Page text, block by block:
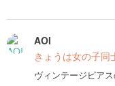
AOI
きょうは女の子
ヴィンテージピア